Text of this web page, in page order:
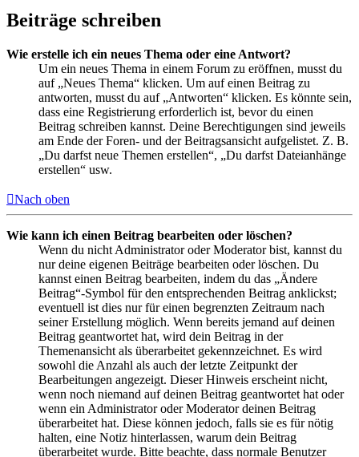
Beiträge schreiben
Wie erstelle ich ein neues Thema oder eine Antwort?
Um ein neues Thema in einem Forum zu eröffnen, musst du
auf „Neues Thema“ klicken. Um auf einen Beitrag zu
antworten, musst du auf „Antworten“ klicken. Es könnte sein,
dass eine Registrierung erforderlich ist, bevor du einen
Beitrag schreiben kannst. Deine Berechtigungen sind jeweils
am Ende der Foren- und der Beitragsansicht aufgelistet. Z. B.
„Du darfst neue Themen erstellen“, „Du darfst Dateianhänge
erstellen“ usw.
Nach oben
Wie kann ich einen Beitrag bearbeiten oder löschen?
Wenn du nicht Administrator oder Moderator bist, kannst du
nur deine eigenen Beiträge bearbeiten oder löschen. Du
kannst einen Beitrag bearbeiten, indem du das „Ändere
Beitrag“-Symbol für den entsprechenden Beitrag anklickst;
eventuell ist dies nur für einen begrenzten Zeitraum nach
seiner Erstellung möglich. Wenn bereits jemand auf deinen
Beitrag geantwortet hat, wird dein Beitrag in der
Themenansicht als überarbeitet gekennzeichnet. Es wird
sowohl die Anzahl als auch der letzte Zeitpunkt der
Bearbeitungen angezeigt. Dieser Hinweis erscheint nicht,
wenn noch niemand auf deinen Beitrag geantwortet hat oder
wenn ein Administrator oder Moderator deinen Beitrag
überarbeitet hat. Diese können jedoch, falls sie es für nötig
halten, eine Notiz hinterlassen, warum dein Beitrag
überarbeitet wurde. Bitte beachte, dass normale Benutzer